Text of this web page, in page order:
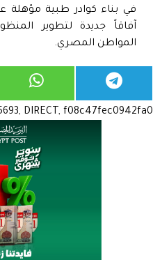
في بناء كوادر طبية مؤهلة
آفاقاً جديدة لتطوير
المواطن المصري.
DIRECT, f08c47fec0942fa0